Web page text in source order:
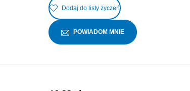
Dodaj do listy życzeń
POWIADOM MNIE